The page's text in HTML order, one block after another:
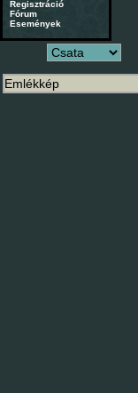
Regisztráció
Fórum
Események